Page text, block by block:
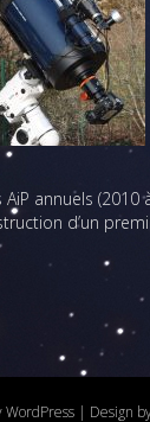
annuels
d’un
| Design